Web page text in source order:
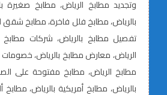
وتجديد مطابخ الرياض، مطابخ صغيرة
بالرياض، مطابخ فلل فاخرة، مطابخ
تفصيل مطابخ بالرياض، شركات
الرياض، معارض مطابخ بالرياض،
مطابخ الرياض، مطابخ مفتوحة على
بالرياض، مطابخ أمريكية بالرياض، مطابخ